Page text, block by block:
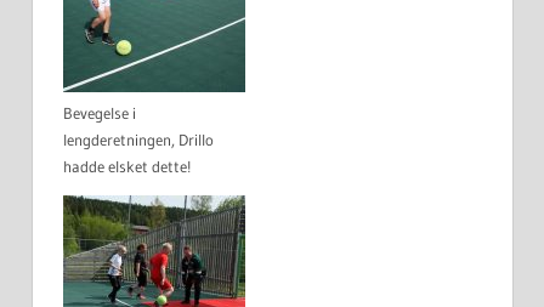
Bevegelse i
lengderetningen, Drillo
hadde elsket dette!